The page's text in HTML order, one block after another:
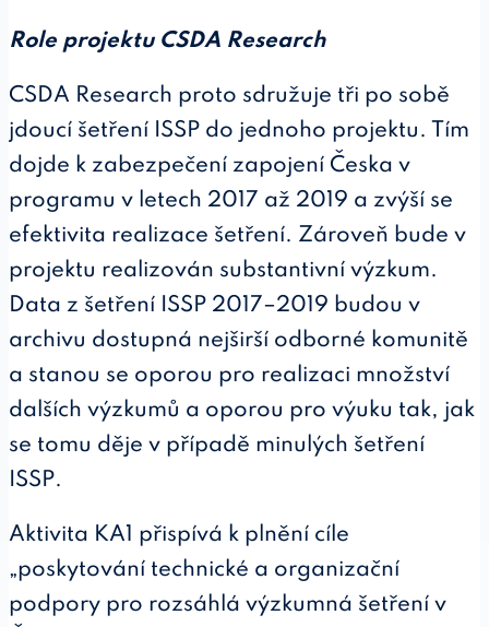
Role projektu CSDA Research
CSDA Research proto sdružuje tři po sobě
jdoucí šetření ISSP do jednoho projektu. Tím
dojde k zabezpečení zapojení Česka v
programu v letech 2017 až 2019 a zvýší se
efektivita realizace šetření. Zároveň bude v
projektu realizován substantivní výzkum.
Data z šetření ISSP 2017–2019 budou v
archivu dostupná nejširší odborné komunitě
a stanou se oporou pro realizaci množství
dalších výzkumů a oporou pro výuku tak, jak
se tomu děje v případě minulých šetření
ISSP.
Aktivita KA1 přispívá k plnění cíle
„poskytování technické a organizační
podpory pro rozsáhlá výzkumná šetření v